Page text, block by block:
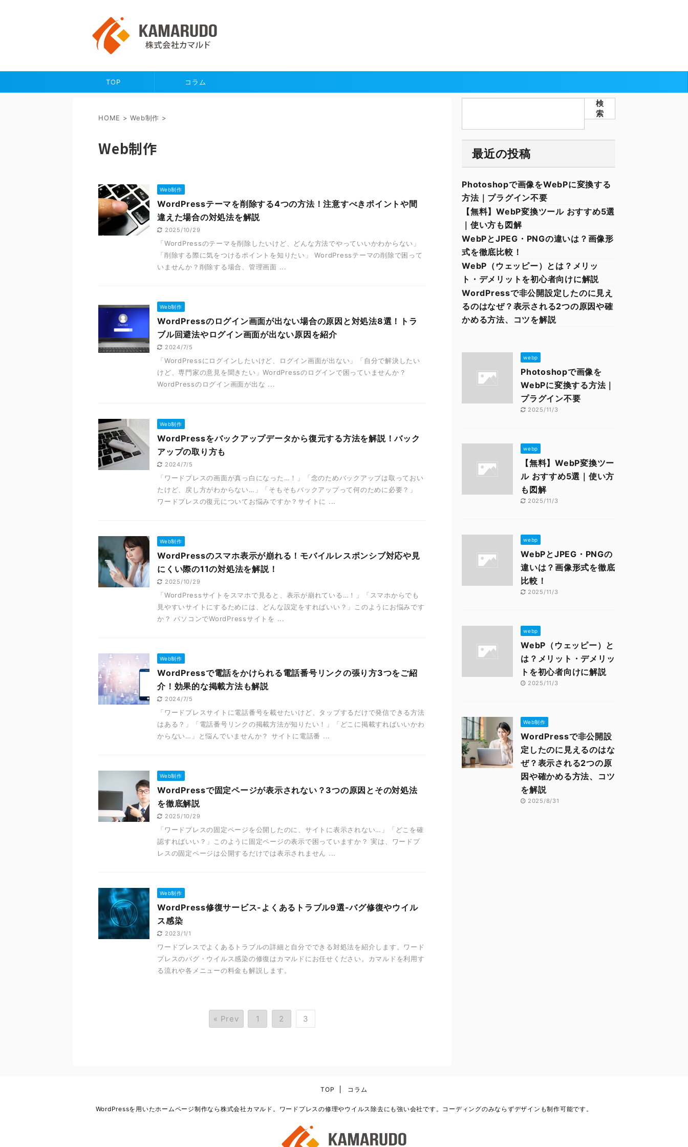
TOP コラム
HOME > Web制作 >
Web制作
Web制作
WordPressテーマを削除する4つの方法！注意すべきポイントや間
違えた場合の対処法を解説
2025/10/29
「WordPressのテーマを削除したいけど、どんな方法でやっていいかわからない」
「削除する際に気をつけるポイントを知りたい」 WordPressテーマの削除で困って
いませんか？削除する場合、管理画面 ...
Web制作
WordPressのログイン画面が出ない場合の原因と対処法8選！トラ
ブル回避法やログイン画面が出ない原因を紹介
2024/7/5
「WordPressにログインしたいけど、ログイン画面が出ない」「自分で解決したい
けど、専門家の意見を聞きたい」WordPressのログインで困っていませんか？
WordPressのログイン画面が出な ...
Web制作
WordPressをバックアップデータから復元する方法を解説！バック
アップの取り方も
2024/7/5
「ワードプレスの画面が真っ白になった…！」「念のためバックアップは取っておい
たけど、戻し方がわからない…」「そもそもバックアップって何のために必要？」
ワードプレスの復元についてお悩みですか？サイトに ...
Web制作
WordPressのスマホ表示が崩れる！モバイルレスポンシブ対応や見
にくい際の11の対処法を解説！
2025/10/29
「WordPressサイトをスマホで見ると、表示が崩れている…！」「スマホからでも
見やすいサイトにするためには、どんな設定をすればいい？」このようにお悩みです
か？ パソコンでWordPressサイトを ...
Web制作
WordPressで電話をかけられる電話番号リンクの張り方3つをご紹
介！効果的な掲載方法も解説
2024/7/5
「ワードプレスサイトに電話番号を載せたいけど、タップするだけで発信できる方法
はある？」「電話番号リンクの掲載方法が知りたい！」「どこに掲載すればいいかわ
からない…」と悩んでいませんか？ サイトに電話番 ...
Web制作
WordPressで固定ページが表示されない？3つの原因とその対処法
を徹底解説
2025/10/29
「ワードプレスの固定ページを公開したのに、サイトに表示されない…」「どこを確
認すればいい？」このように固定ページの表示で困っていますか？ 実は、ワードプ
レスの固定ページは公開するだけでは表示されません ...
Web制作
WordPress修復サービス-よくあるトラブル9選-バグ修復やウイル
ス感染
2023/1/1
ワードプレスでよくあるトラブルの詳細と自分でできる対処法を紹介します。ワード
プレスのバグ・ウイルス感染の修復はカマルドにお任せください。カマルドを利用す
る流れや各メニューの料金も解説します。
« Prev 1 2 3
検
索
最近の投稿
Photoshopで画像をWebPに変換する
方法｜プラグイン不要
【無料】WebP変換ツール おすすめ5選
｜使い方も図解
WebPとJPEG・PNGの違いは？画像形
式を徹底比較！
WebP（ウェッピー）とは？メリッ
ト・デメリットを初心者向けに解説
WordPressで非公開設定したのに見え
るのはなぜ？表示される2つの原因や確
かめる方法、コツを解説
webp
Photoshopで画像を
WebPに変換する方法｜
プラグイン不要
2025/11/3
webp
【無料】WebP変換ツー
ル おすすめ5選｜使い方
も図解
2025/11/3
webp
WebPとJPEG・PNGの
違いは？画像形式を徹底
比較！
2025/11/3
webp
WebP（ウェッピー）と
は？メリット・デメリッ
トを初心者向けに解説
2025/11/3
Web制作
WordPressで非公開設
定したのに見えるのはな
ぜ？表示される2つの原
因や確かめる方法、コツ
を解説
2025/8/31
TOP コラム
WordPressを用いたホームページ制作なら株式会社カマルド。ワードプレスの修理やウイルス除去にも強い会社です。コーディングのみならずデザインも制作可能です。